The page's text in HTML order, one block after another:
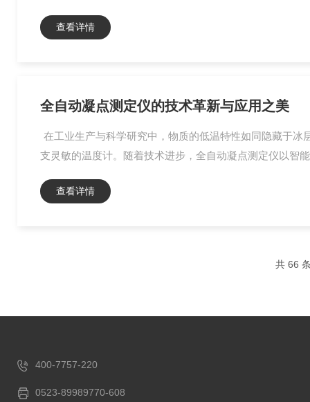
查看详情
全自动凝点测定仪的技术革新与应用之美
在工业生产与科学研究中，物质的低温特性如同隐藏于
支灵敏的温度计。随着技术进步，全自动凝点测定仪以智
查看详情
共 66
400-7757-220
0523-89989770-608